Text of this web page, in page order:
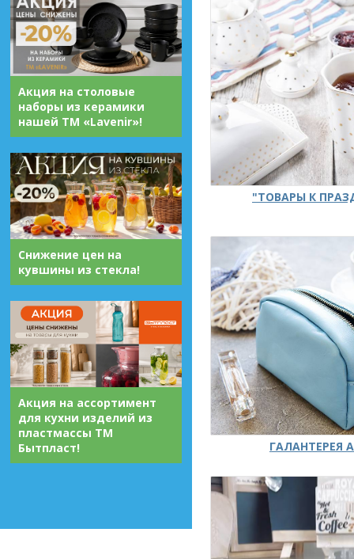
Акция на столовые
наборы из керамики
нашей ТМ «Lavenir»!
Снижение цен на
кувшины из стекла!
Акция на ассортимент
для кухни изделий из
пластмассы ТМ
Бытпласт!
"ТОВАРЫ К
ГАЛАНТЕРЕЯ